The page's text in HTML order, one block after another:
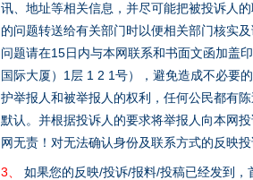
讯、地址等相关信息，并尽可能把被投诉人
的问题转送给有关部门时以便相关部门核实
问题请在15日内与本网联系和书面文函加盖
国际大厦）1层 1 2 1号），避免造成不必要
护举报人和被举报人的权利，任何公民都有
默认。并根据投诉人的要求将举报人向本网
网无责！对无法确认身份及联系方式的反映
3、
如果您的反映/投诉/报料/投稿已经发到
一批国家标准开始实施